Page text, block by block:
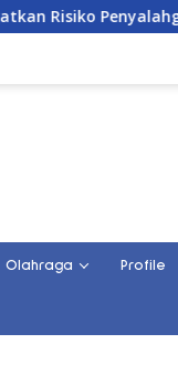
Dana Hibah
Olahraga Profile